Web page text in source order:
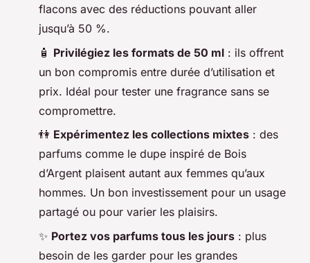
flacons avec des réductions pouvant aller
jusqu’à 50 %.
🧴 Privilégiez les formats de 50 ml : ils offrent
un bon compromis entre durée d’utilisation et
prix. Idéal pour tester une fragrance sans se
compromettre.
👫 Expérimentez les collections mixtes : des
parfums comme le dupe inspiré de Bois
d’Argent plaisent autant aux femmes qu’aux
hommes. Un bon investissement pour un usage
partagé ou pour varier les plaisirs.
✨ Portez vos parfums tous les jours : plus
besoin de les garder pour les grandes